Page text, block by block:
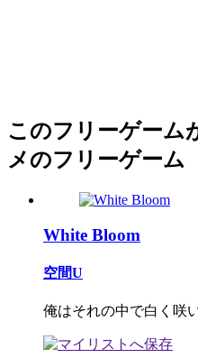
このフリーゲーム
メのフリーゲーム
White Bloom
空間U
俺はそれの中で白く咲